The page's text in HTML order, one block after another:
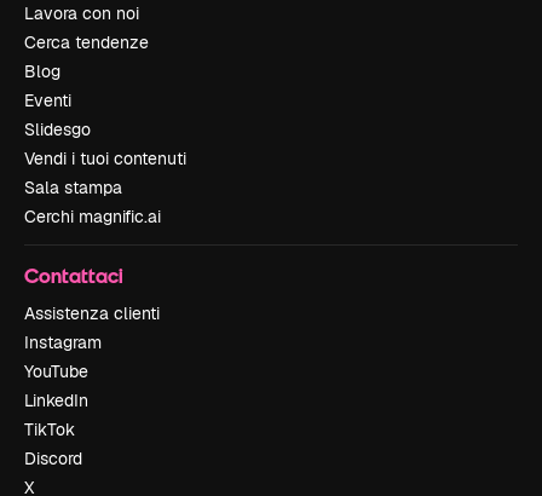
Lavora con noi
Cerca tendenze
Blog
Eventi
Slidesgo
Vendi i tuoi contenuti
Sala stampa
Cerchi magnific.ai
Contattaci
Assistenza clienti
Instagram
YouTube
LinkedIn
TikTok
Discord
X